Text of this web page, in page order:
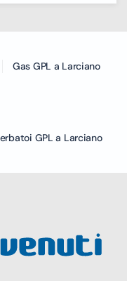
Gas GPL a Larciano
GPL a Larciano